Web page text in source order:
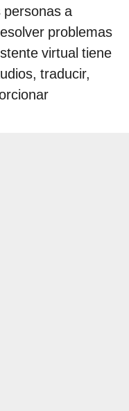
personas a
problemas
virtual tiene
traducir,